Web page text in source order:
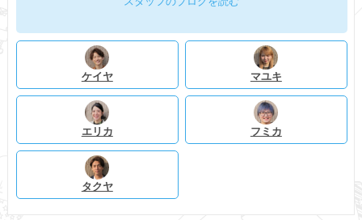
ケイヤ マユキ
エリカ フミカ
タクヤ